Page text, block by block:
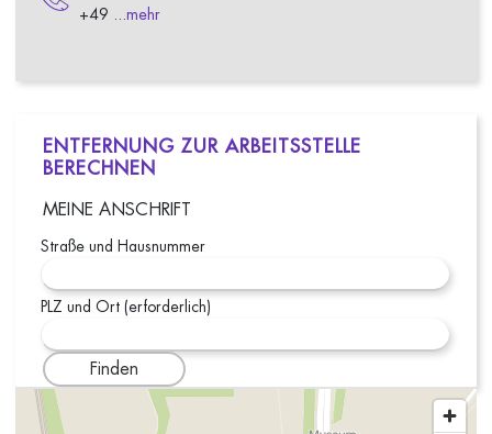
+49 ... mehr
ENTFERNUNG ZUR ARBEITSSTELLE
BERECHNEN
MEINE ANSCHRIFT
Straße und Hausnummer
PLZ und Ort (erforderlich)
Finden